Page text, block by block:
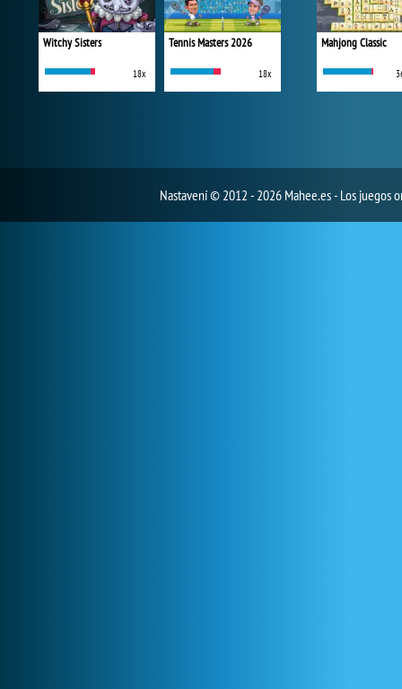
Witchy Sisters
18x
Tennis Masters 2026
18x
Mahjong Classic
Nastavení© 2012 - 2026 Mahee.es - Los juegos